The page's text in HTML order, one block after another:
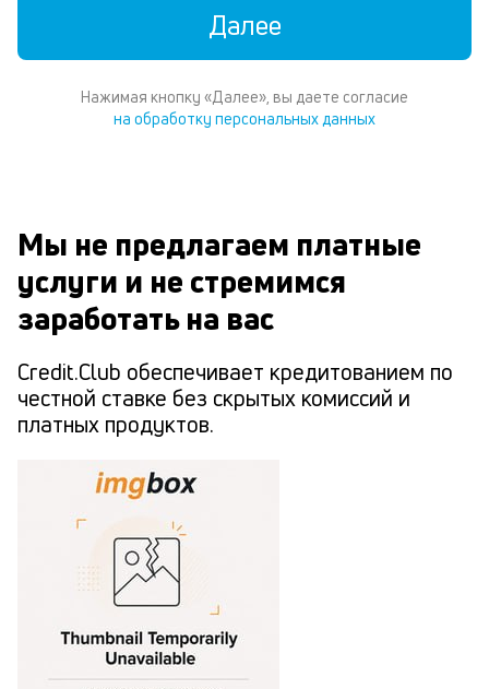
Далее
Нажимая кнопку «Далее», вы даете согласие
на обработку персональных данных
Мы не предлагаем платные
услуги и не стремимся
заработать на вас
Credit.Club обеспечивает кредитованием по
честной ставке без скрытых комиссий и
платных продуктов.